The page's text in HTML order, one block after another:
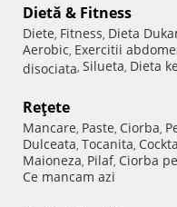
Dietă & Fitness
Diete, Fitness, Dieta
Aerobic, Exercitii
disociata, Silueta, Dieta
Reţete
Mancare, Paste, Ciorba,
Dulceata, Tocanita,
Maioneza, Pilaf, Ciorba
Ce mancam azi